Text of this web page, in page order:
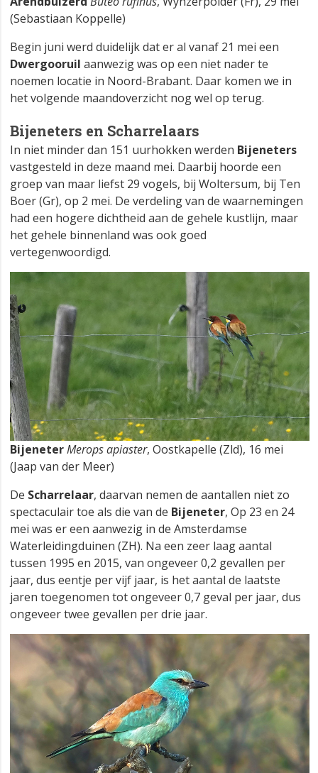
(Sebastiaan Koppelle)
Begin juni werd duidelijk dat er al vanaf 21 mei een
Dwergooruil aanwezig was op een niet nader te
noemen locatie in Noord-Brabant. Daar komen we in
het volgende maandoverzicht nog wel op terug.
Bijeneters en Scharrelaars
In niet minder dan 151 uurhokken werden Bijeneters
vastgesteld in deze maand mei. Daarbij hoorde een
groep van maar liefst 29 vogels, bij Woltersum, bij Ten
Boer (Gr), op 2 mei. De verdeling van de waarnemingen
had een hogere dichtheid aan de gehele kustlijn, maar
het gehele binnenland was ook goed
vertegenwoordigd.
BijeneterMerops apiaster, Oostkapelle (Zld), 16 mei
(Jaap van der Meer)
De Scharrelaar, daarvan nemen de aantallen niet zo
spectaculair toe als die van de Bijeneter, Op 23 en 24
mei was er een aanwezig in de Amsterdamse
Waterleidingduinen (ZH). Na een zeer laag aantal
tussen 1995 en 2015, van ongeveer 0,2 gevallen per
jaar, dus eentje per vijf jaar, is het aantal de laatste
jaren toegenomen tot ongeveer 0,7 geval per jaar, dus
ongeveer twee gevallen per drie jaar.